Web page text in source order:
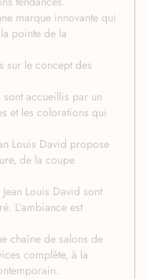
marque innovante qui
pointe de la
sur le concept des
accueillis par un
et les colorations qui
Louis David propose
de la coupe
Louis David sont
L’ambiance est
chaîne de salons de
complète, à la